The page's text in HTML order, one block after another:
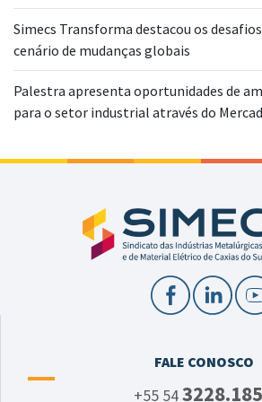
Simecs Transforma destacou os
cenário de mudanças globais
Palestra apresenta oportunidades de
para o setor industrial através do
FALE CONOSCO
+55 54